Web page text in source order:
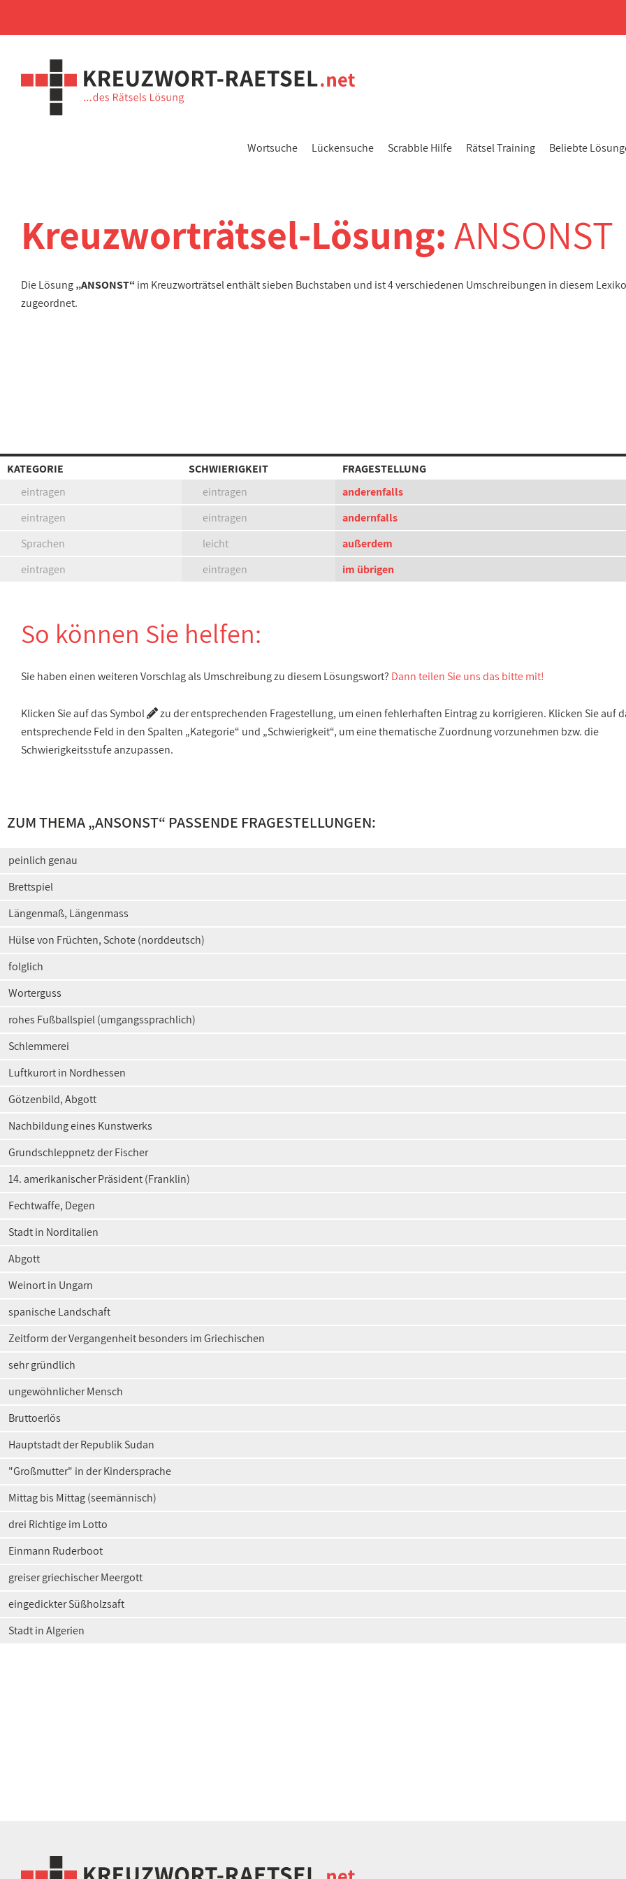
Wortsuche Lückensuche Scrabble Hilfe Rätsel Training Beliebte
Kreuzworträtsel-Lösung:ANSONST
Die Lösung„ANSONST“ im Kreuzworträtsel enthält sieben Buchstaben und ist 4 verschiedenen Umschreibungen in diesem
zugeordnet.
KATEGORIE SCHWIERIGKEIT
FRAGESTELLUNG
eintragen
eintragen
anderenfalls
eintragen
eintragen
andernfalls
Sprachen
leicht
außerdem
eintragen
eintragen im übrigen
So können Sie helfen:
Sie haben einen weiteren Vorschlag als Umschreibung zu diesem Lösungswort? Dann teilen Sie uns das bitte mit!
Klicken Sie auf das Symbol
zu der entsprechenden Fragestellung, um einen fehlerhaften Eintrag zu korrigieren. Klicken Sie auf
entsprechende Feld in den Spalten „Kategorie“ und „Schwierigkeit“, um eine thematische Zuordnung vorzunehmen bzw. die
Schwierigkeitsstufe anzupassen.
ZUM THEMA „ANSONST“ PASSENDE FRAGESTELLUNGEN:
peinlich genau
Brettspiel
Längenmaß, Längenmass
Hülse von Früchten, Schote (norddeutsch)
folglich
Worterguss
rohes Fußballspiel (umgangssprachlich)
Schlemmerei
Luftkurort in Nordhessen
Götzenbild, Abgott
Nachbildung eines Kunstwerks
Grundschleppnetz der Fischer
14. amerikanischer Präsident (Franklin)
Fechtwaffe, Degen
Stadt in Norditalien
Abgott
Weinort in Ungarn
spanische Landschaft
Zeitform der Vergangenheit besonders im Griechischen
sehr gründlich
ungewöhnlicher Mensch
Bruttoerlös
Hauptstadt der Republik Sudan
"Großmutter" in der Kindersprache
Mittag bis Mittag (seemännisch)
drei Richtige im Lotto
Einmann Ruderboot
greiser griechischer Meergott
eingedickter Süßholzsaft
Stadt in Algerien